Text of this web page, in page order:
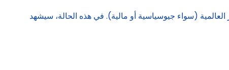
اقتصادي أكثر حدة في عام 2026، يترافق مع تصاعد في المخاطر العالمية (سواء جيوسياسية أو مالية). في هذه الحالة، سيشهد